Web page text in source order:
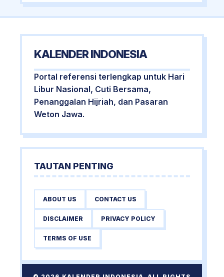
KALENDER INDONESIA
Portal referensi terlengkap untuk Hari
Libur Nasional, Cuti Bersama,
Penanggalan Hijriah, dan Pasaran
Weton Jawa.
TAUTAN PENTING
ABOUT US CONTACT US
DISCLAIMER PRIVACY POLICY
TERMS OF USE